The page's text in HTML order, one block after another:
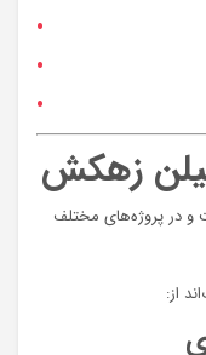
زهکش
و در پروژه‌های مختلف
از: